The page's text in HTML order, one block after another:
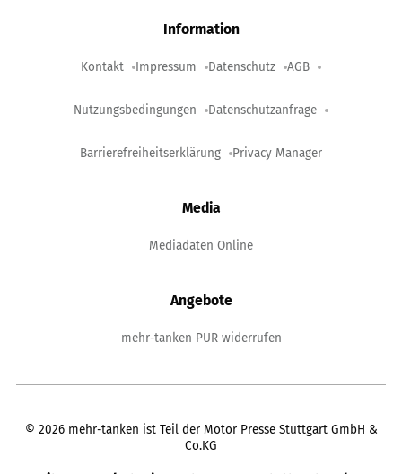
Information
Kontakt Impressum Datenschutz AGB
Nutzungsbedingungen Datenschutzanfrage
Barrierefreiheitserklärung Privacy Manager
Media
Mediadaten Online
Angebote
mehr-tanken PUR widerrufen
© 2026 mehr-tanken ist Teil der Motor Presse Stuttgart GmbH &
Co.KG